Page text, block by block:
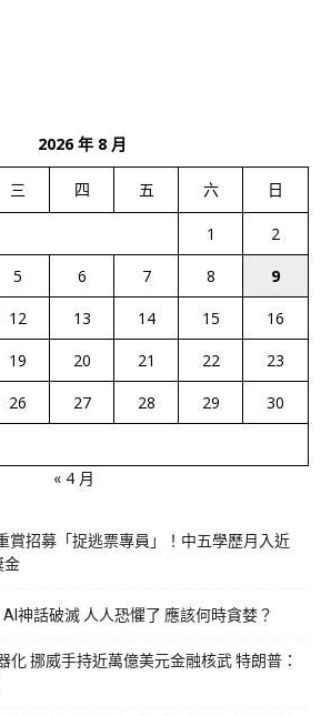
2026 年 8 月
三 四 五 六 日
1
2
5 6 7 8
9
12 13 14 15
16
19 20 21 22
23
26 27 28 29
30
« 4 月
賞招募「捉逃票專員」！中五學歷月入近
金
神話破滅 人人恐懼了 應該何時貪婪？
化 挪威手持近萬億美元金融核武 特朗普：